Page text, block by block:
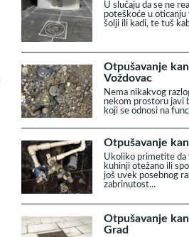
U slučaju da se ne
poteškoće u oticanju
šolji ili kadi, te tuš
Otpušavanje
Voždovac
Nema nikakvog
nekom prostoru javi
koji se odnosi na
Otpušavanje
Ukoliko primetite da
kuhinji otežano ili
još uvek posebnog
zabrinutost...
Otpušavanje
Grad